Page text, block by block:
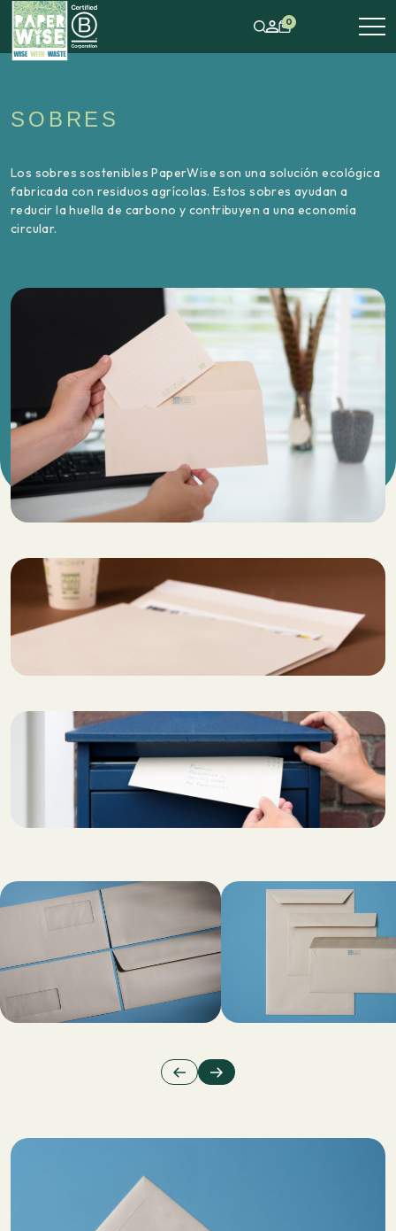
0
SOBRES
Los sobres sostenibles PaperWise son una solución ecológica
fabricada con residuos agrícolas. Estos sobres ayudan a
reducir la huella de carbono y contribuyen a una economía
circular.